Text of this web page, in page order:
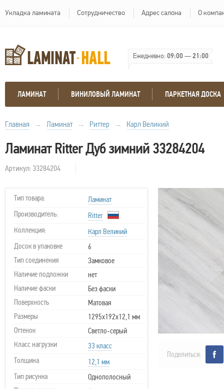
Укладка ламината Сотрудничество Адрес салона О
Ежедневно:09:00—21:00
ЛАМИНАТ ВИНИЛОВЫЙ ЛАМИНАТ ПАРКЕТНАЯ ДОСКА
Главная → Ламинат → Риттер → Карл Великий
Ламинат Ritter Дуб зимний 33284204
Артикул: 33284204
Тип товара:
Ламинат
Производитель:
Ritter
Коллекция:
Карл Великий
Досок в упаковке
6
Тип соединения
Замковое
Наличие подложки
нет
Наличие фаски
Без фаски
Поверхность
Матовая
Размеры
1295х192х12,1 мм
Оттенок
Светло-серый
Класс нагрузки
33 класс
Толщина
12,1 мм
Тип рисунка
Однополосный
Поделиться: